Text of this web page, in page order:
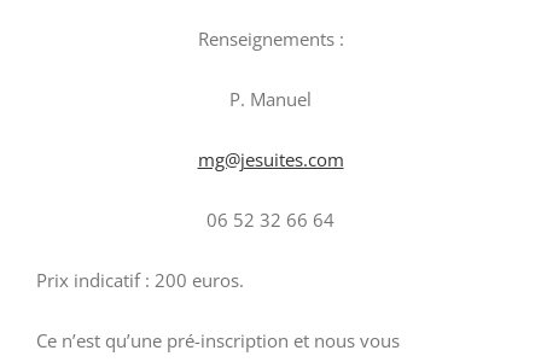
Renseignements :
P. Manuel
mg@jesuites.com
06 52 32 66 64
Prix indicatif : 200 euros.
Ce n’est qu’une pré-inscription et nous vous